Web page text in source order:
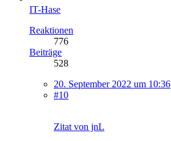
IT-Hase
Reaktionen
776
Beiträge
528
20. September 2022 um 10:36
#10
Zitat von jnL